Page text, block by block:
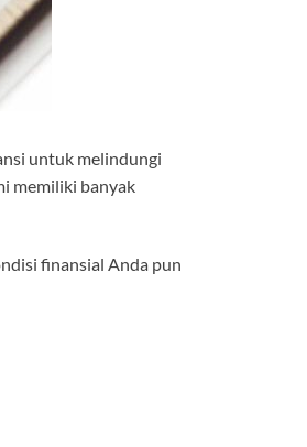
untuk melindungi
memiliki banyak
finansial Anda pun